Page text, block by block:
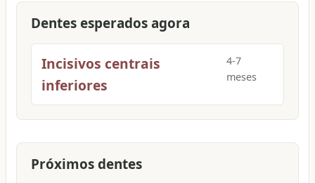
Dentes esperados agora
Incisivos centrais
inferiores
4-7
meses
Próximos dentes